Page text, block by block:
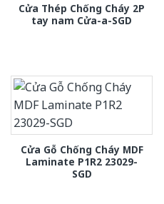
Cửa Thép Chống Cháy 2P
tay nam Cửa-a-SGD
Cửa Gỗ Chống Cháy MDF
Laminate P1R2 23029-
SGD